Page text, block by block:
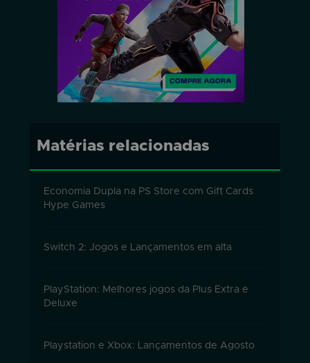
Matérias relacionadas
Economia Dupla na PS Store com Gift Cards
Hype Games
Switch 2: Jogos e Lançamentos em alta
PlayStation: Melhores jogos da Plus Extra e
Deluxe
Playstation e Xbox: Lançamentos de Agosto